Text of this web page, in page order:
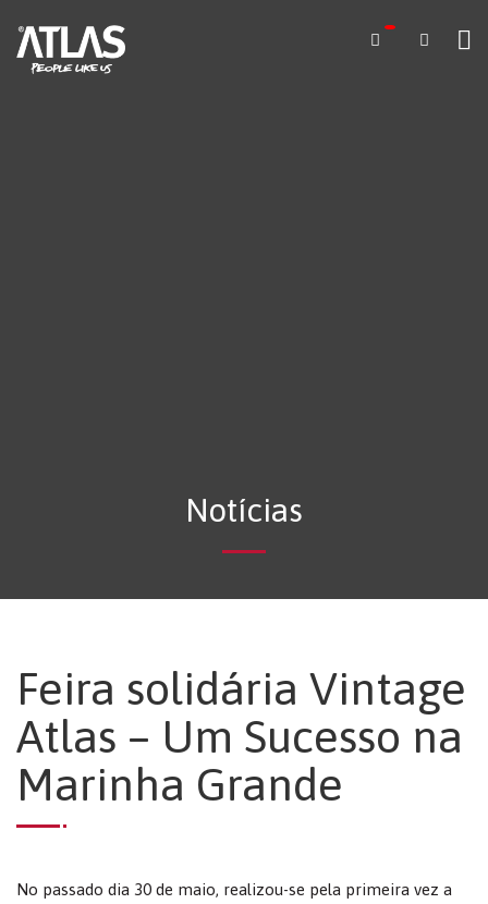
Notícias
Feira solidária Vintage
Atlas – Um Sucesso na
Marinha Grande
No passado dia 30 de maio, realizou-se pela primeira vez a